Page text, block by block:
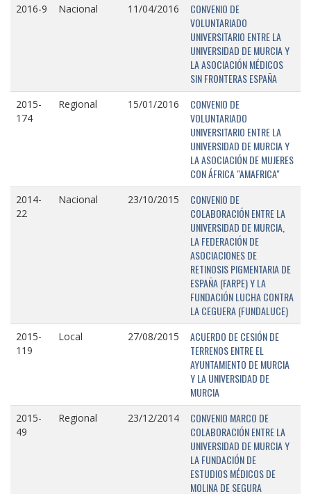
2016-9 Nacional 11/04/2016
CONVENIO DE
VOLUNTARIADO
UNIVERSITARIO ENTRE LA
UNIVERSIDAD DE MURCIA Y
LA ASOCIACIÓN MÉDICOS
SIN FRONTERAS ESPAÑA
2015-
174
Regional 15/01/2016
CONVENIO DE
VOLUNTARIADO
UNIVERSITARIO ENTRE LA
UNIVERSIDAD DE MURCIA Y
LA ASOCIACIÓN DE MUJERES
CON ÁFRICA "AMAFRICA"
2014-
22
Nacional 23/10/2015
CONVENIO DE
COLABORACIÓN ENTRE LA
UNIVERSIDAD DE MURCIA,
LA FEDERACIÓN DE
ASOCIACIONES DE
RETINOSIS PIGMENTARIA DE
ESPAÑA (FARPE) Y LA
FUNDACIÓN LUCHA CONTRA
LA CEGUERA (FUNDALUCE)
2015-
119
Local 27/08/2015
ACUERDO DE CESIÓN DE
TERRENOS ENTRE EL
AYUNTAMIENTO DE MURCIA
Y LA UNIVERSIDAD DE
MURCIA
2015-
49
Regional 23/12/2014
CONVENIO MARCO DE
COLABORACIÓN ENTRE LA
UNIVERSIDAD DE MURCIA Y
LA FUNDACIÓN DE
ESTUDIOS MÉDICOS DE
MOLINA DE SEGURA